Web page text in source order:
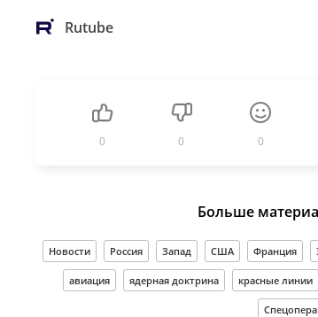
Rutube
0 0 0
Больше
Новости Россия Запад США Франция
авиация ядерная доктрина красные линии